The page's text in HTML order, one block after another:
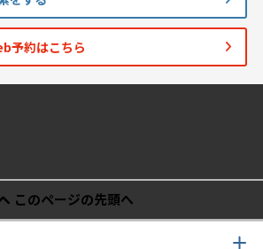
予約はこちら
このページの先頭へ